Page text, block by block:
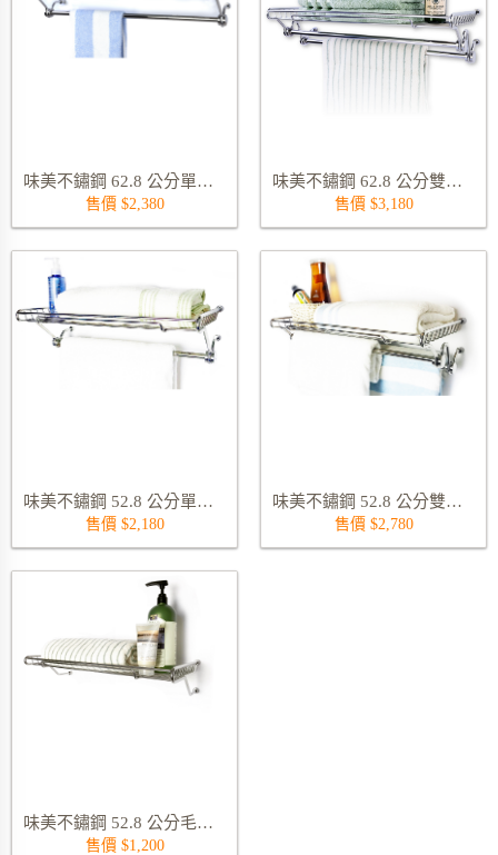
味美不鏽鋼 62.8 公分單桿毛巾置物架 9215S
售價 $2,380
味美不鏽鋼 62.8 公分雙桿毛巾置物架 9216S
售價 $3,180
味美不鏽鋼 52.8 公分單桿毛巾置物架 9213S
售價 $2,180
味美不鏽鋼 52.8 公分雙桿毛巾置物架 9214S
售價 $2,780
味美不鏽鋼 52.8 公分毛巾置物架 9305S
售價 $1,200